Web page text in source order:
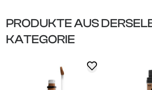
PRODUKTE AUS
KATEGORIE